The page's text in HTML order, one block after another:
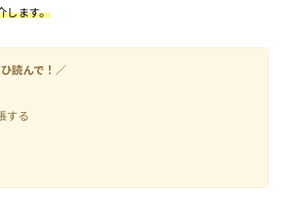
します。
読んで！／
する
メンズ脱毛おすすめ
医師転職おすすめ 医師転職サイト
学生